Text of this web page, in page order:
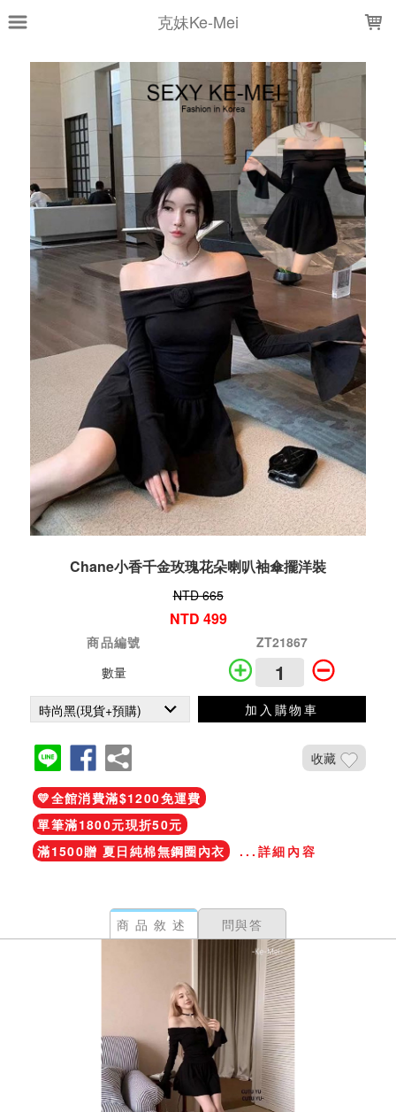
克妹Ke-Mei
Chane小香千金玫瑰花朵喇叭袖傘擺洋裝
NTD 665
NTD 499
商品編號
ZT21867
數量
加入購物車
收藏
💛全館消費滿$1200免運費
單筆滿1800元現折50元
滿1500贈 夏日純棉無鋼圈內衣
...詳細內容
商品敘述 問與答